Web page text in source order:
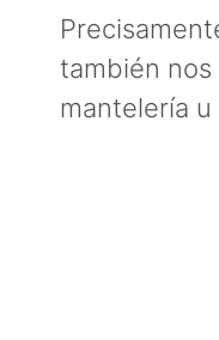
también nos
mantelería